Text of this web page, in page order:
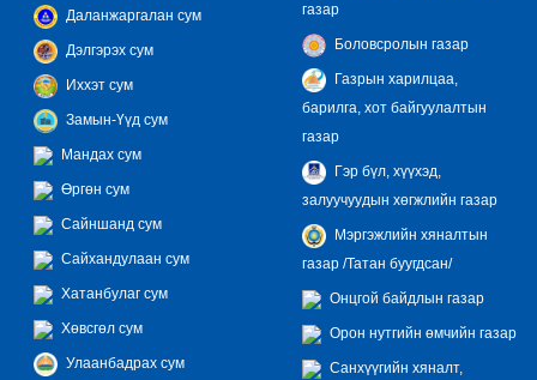
Даланжаргалан сум
Дэлгэрэх сум
Иххэт сум
Замын-Үүд сум
Мандах сум
Өргөн сум
Сайншанд сум
Сайхандулаан сум
Хатанбулаг сум
Хөвсгөл сум
Улаанбадрах сум
газар
Боловсролын газар
Газрын харилцаа,
барилга, хот байгуулалтын
газар
Гэр бүл, хүүхэд,
залуучуудын хөгжлийн газар
Мэргэжлийн хяналтын
газар /Татан буугдсан/
Онцгой байдлын газар
Орон нутгийн өмчийн газар
Санхүүгийн хяналт,